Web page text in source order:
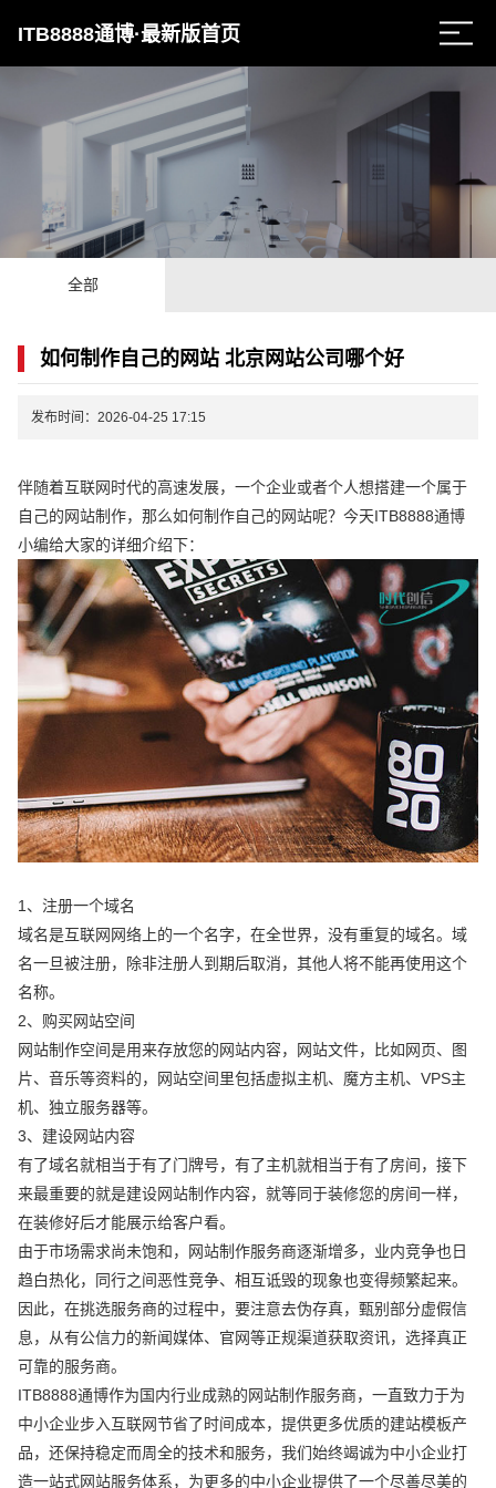
ITB8888通博·最新版首页
全部
如何制作自己的网站 北京网站公司哪个好
发布时间：2026-04-25 17:15
伴随着互联网时代的高速发展，一个企业或者个人想搭建一个属于
自己的网站制作，那么如何制作自己的网站呢？今天ITB8888通博
小编给大家的详细介绍下：
1、注册一个域名
域名是互联网网络上的一个名字，在全世界，没有重复的域名。域
名一旦被注册，除非注册人到期后取消，其他人将不能再使用这个
名称。
2、购买网站空间
网站制作空间是用来存放您的网站内容，网站文件，比如网页、图
片、音乐等资料的，网站空间里包括虚拟主机、魔方主机、VPS主
机、独立服务器等。
3、建设网站内容
有了域名就相当于有了门牌号，有了主机就相当于有了房间，接下
来最重要的就是建设网站制作内容，就等同于装修您的房间一样，
在装修好后才能展示给客户看。
由于市场需求尚未饱和，网站制作服务商逐渐增多，业内竞争也日
趋白热化，同行之间恶性竞争、相互诋毁的现象也变得频繁起来。
因此，在挑选服务商的过程中，要注意去伪存真，甄别部分虚假信
息，从有公信力的新闻媒体、官网等正规渠道获取资讯，选择真正
可靠的服务商。
ITB8888通博作为国内行业成熟的网站制作服务商，一直致力于为
中小企业步入互联网节省了时间成本，提供更多优质的建站模板产
品，还保持稳定而周全的技术和服务，我们始终竭诚为中小企业打
造一站式网站服务体系，为更多的中小企业提供了一个尽善尽美的